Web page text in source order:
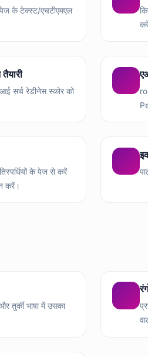
के टेक्स्ट/एचटीएमएल
सर्च रेडीनेस स्कोर को
के पेज से करें
करें।
तुर्की भाषा में उसका